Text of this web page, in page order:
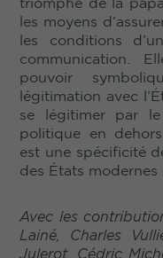
les moyens
les conditions
communication.
pouvoir
légitimation avec
se légitimer par
politique en
est une spécificité
des États modernes
Avec les
Lainé, Charles
Julerot, Cédric